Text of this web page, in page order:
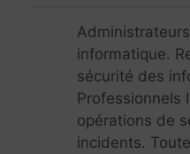
informatique.
sécurité des
Professionnels
opérations de
incidents.